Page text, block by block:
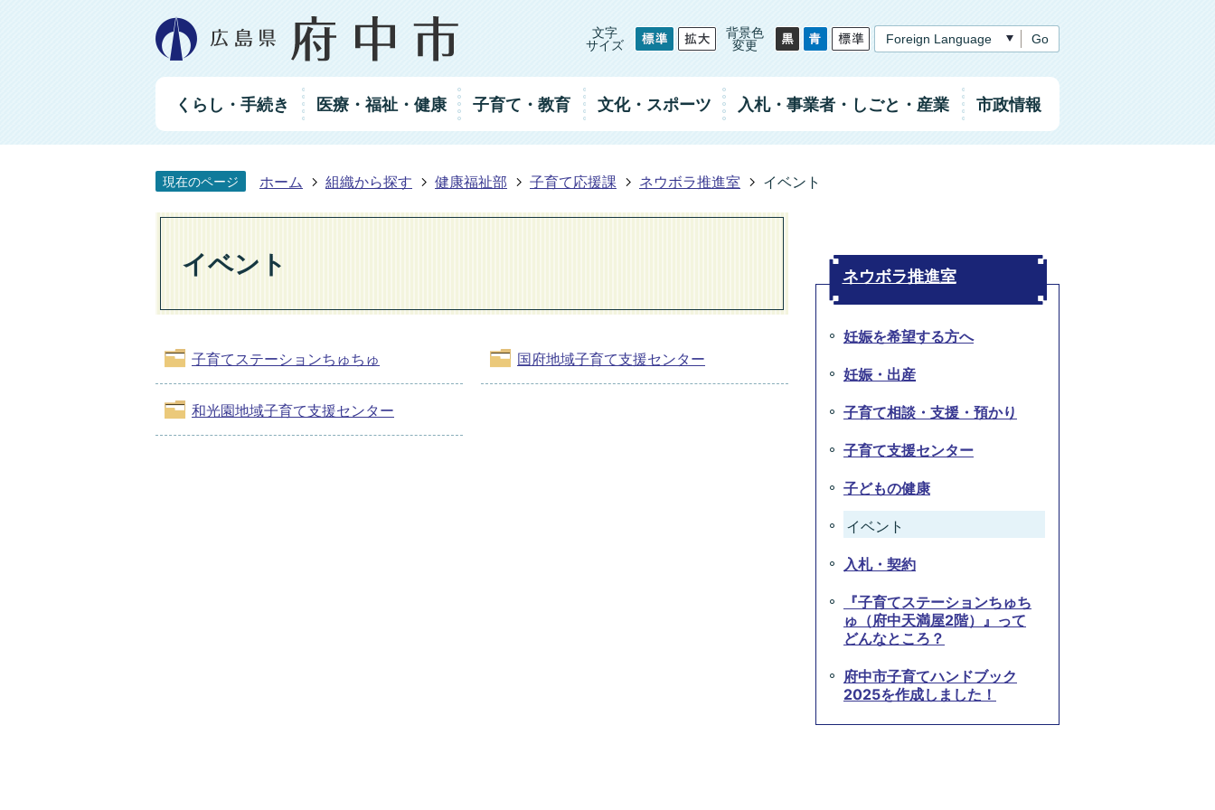
文字
サイズ
背景色
変更
Go
グ
ー
バ
ナ
ン
くらし・手続き 医療・福祉・健康 子育て・教育 文化・スポーツ 入札・事業者 ・しごと ・産業 市政情報
現在のページ ホーム 組織から探す 健康福祉部 子育て応援課 ネウボラ推進室 イベント
イベント
子育てステーションちゅちゅ 国府地域子育て支援センター
和光園地域子育て支援センター
ネウボラ推進室
妊娠を希望する方へ
妊娠・出産
子育て相談・支援・預かり
子育て支援センター
子どもの健康
イベント
入札・契約
『子育てステーションちゅち
ゅ（府中天満屋2階）』って
どんなところ？
府中市子育てハンドブック
2025を作成しました！